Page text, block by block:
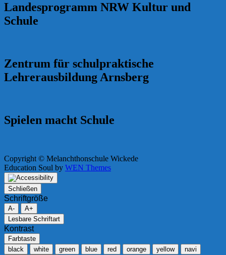
Landesprogramm NRW Kultur und
Schule
Zentrum für schulpraktische
Lehrerausbildung Arnsberg
Spielen macht Schule
Copyright © Melanchthonschule Wickede
Education Soul by WEN Themes
Schließen
Schriftgröße
A-
A+
Lesbare Schriftart
Kontrast
Farbtaste
black
white green blue red orange yellow navi